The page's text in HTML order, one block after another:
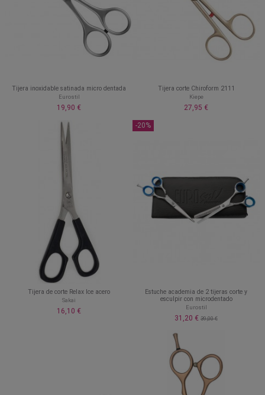
Tijera inoxidable satinada micro dentada
Eurostil
19,90 €
Tijera corte Chiroform 2111
Kiepe
27,95 €
Tijera de corte Relax Ice acero
Sakai
16,10 €
-20%
Estuche academia de 2 tijeras corte y
esculpir con microdentado
Eurostil
31,20 € 39,00 €